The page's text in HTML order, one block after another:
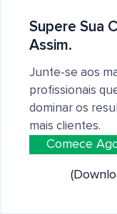
Supere Sua
Assim.
Junte-se aos
profissionais
dominar os
mais clientes.
Comece